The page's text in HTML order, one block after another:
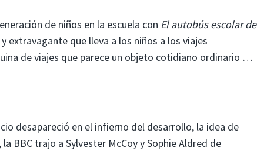
de niños en la escuela con El autobús escolar de
extravagante que lleva a los niños a los viajes
de viajes que parece un objeto cotidiano ordinario …
desapareció en el infierno del desarrollo, la idea de
BBC trajo a Sylvester McCoy y Sophie Aldred de